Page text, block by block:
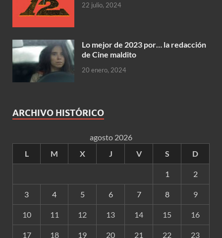
22 julio, 2024
Lo mejor de 2023 por… la redacción
de Cine maldito
20 enero, 2024
ARCHIVO HISTÓRICO
agosto 2026
L
M X J V S D
1 2
3 4 5 6 7 8 9
10 11 12 13 14 15 16
17 18 19 20 21 22 23